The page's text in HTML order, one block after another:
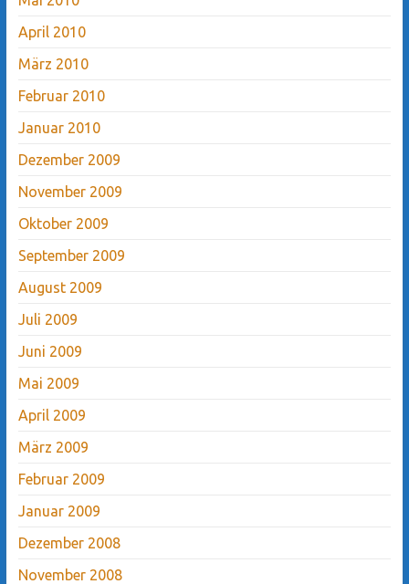
April 2010
März 2010
Februar 2010
Januar 2010
Dezember 2009
November 2009
Oktober 2009
September 2009
August 2009
Juli 2009
Juni 2009
Mai 2009
April 2009
März 2009
Februar 2009
Januar 2009
Dezember 2008
November 2008